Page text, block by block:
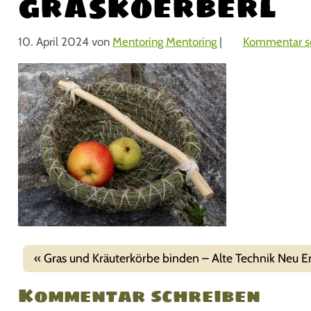
10. April 2024 von Mentoring Mentoring | Kommentar
Gras und Kräuterkörbe binden – Alte Technik Neu
Kommentar schreiben